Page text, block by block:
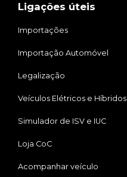
Ligações úteis
Importações
Importação Automóvel
Legalização
Veículos Elétricos e Híbridos
Simulador de ISV e IUC
Loja CoC
Acompanhar veículo